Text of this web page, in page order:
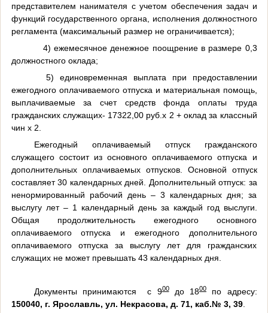
представителем нанимателя с учетом обеспечения задач и
функций государственного органа, исполнения должностного
регламента (максимальный размер не ограничивается);
4) ежемесячное денежное поощрение в размере 0,3
должностного оклада;
5) единовременная выплата при предоставлении
ежегодного оплачиваемого отпуска и материальная помощь,
выплачиваемые за счет средств фонда оплаты труда
гражданских служащих- 17322,00 руб.х 2 + оклад за классный
чин х 2.
Ежегодный оплачиваемый отпуск гражданского
служащего состоит из основного оплачиваемого отпуска и
дополнительных оплачиваемых отпусков. Основной отпуск
составляет 30 календарных дней. Дополнительный отпуск: за
ненормированный рабочий день – 3 календарных дня; за
выслугу лет – 1 календарный день за каждый год выслуги.
Общая продолжительность ежегодного основного
оплачиваемого отпуска и ежегодного дополнительного
оплачиваемого отпуска за выслугу лет для гражданских
служащих не может превышать 43 календарных дня.
Документы принимаются с 900до 1800
по адресу:
150040, г. Ярославль, ул. Некрасова, д. 71, каб.№ 3, 39.